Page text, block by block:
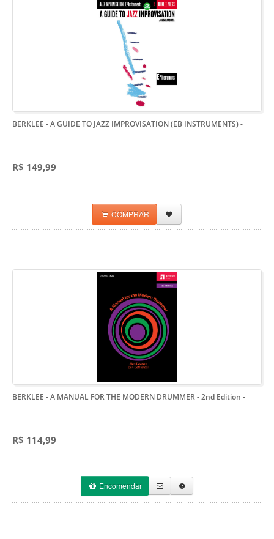
BERKLEE - A GUIDE TO JAZZ IMPROVISATION (EB INSTRUMENTS)-
R$ 149,99
COMPRAR
BERKLEE - A MANUAL FOR THE MODERN DRUMMER - 2nd Edition -
R$ 114,99
Encomendar